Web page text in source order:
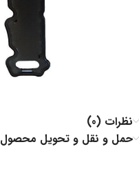
نظرات (0)
حمل و نقل و تحویل محصول